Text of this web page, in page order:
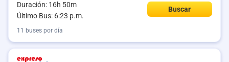
Duración: 16h 50m
Último Bus: 6:23 p.m.
Buscar
11 buses por día